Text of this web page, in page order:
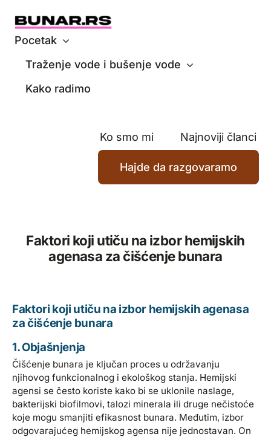
content
Pocetak
Traženje vode i bušenje vode
Kako radimo
Ko smo mi Najnoviji članci
Hajde da razgovaramo
Faktori koji utiču na izbor hemijskih
agenasa za čišćenje bunara
Faktori koji utiču na izbor hemijskih agenasa
za čišćenje bunara
1. Objašnjenja
Čišćenje bunara je ključan proces u održavanju
njihovog funkcionalnog i ekološkog stanja. Hemijski
agensi se često koriste kako bi se uklonile naslage,
bakterijski biofilmovi, talozi minerala ili druge nečistoće
koje mogu smanjiti efikasnost bunara. Međutim, izbor
odgovarajućeg hemijskog agensa nije jednostavan. On